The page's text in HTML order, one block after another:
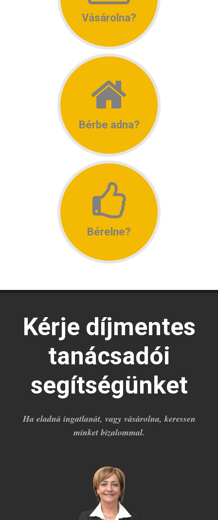
Vásárolna?
Bérbe adna?
Bérelne?
Kérje díjmentes
tanácsadói
segítségünket
Ha eladná ingatlanát, vagy vásárolna, keressen
minket bizalommal.